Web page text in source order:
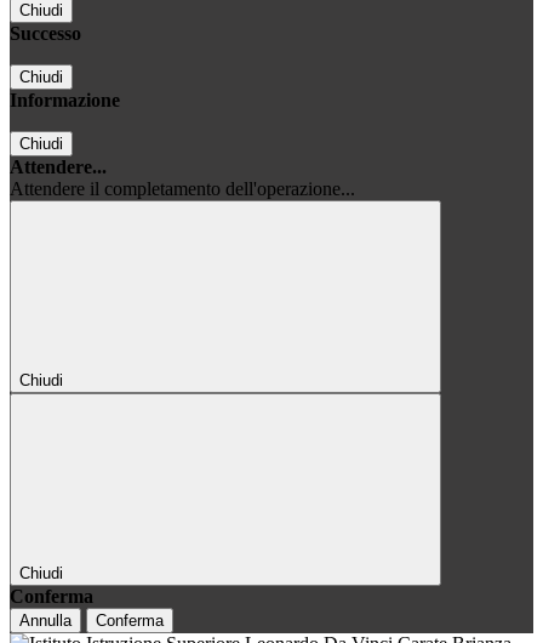
Chiudi
Successo
Chiudi
Informazione
Chiudi
Attendere...
Attendere il completamento dell'operazione...
Chiudi
Chiudi
Conferma
Annulla Conferma